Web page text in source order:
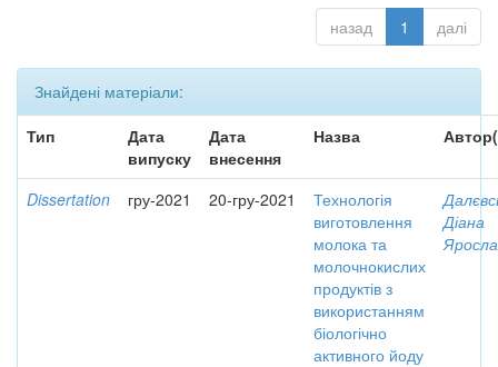
назад 1 далі
Знайдені матеріали:
Тип
Дата
випуску
Дата
внесення
Назва
Dissertation гру-2021 20-гру-2021
Технологія
виготовлення
молока та
молочнокислих
продуктів з
використанням
біологічно
активного йоду
Діана